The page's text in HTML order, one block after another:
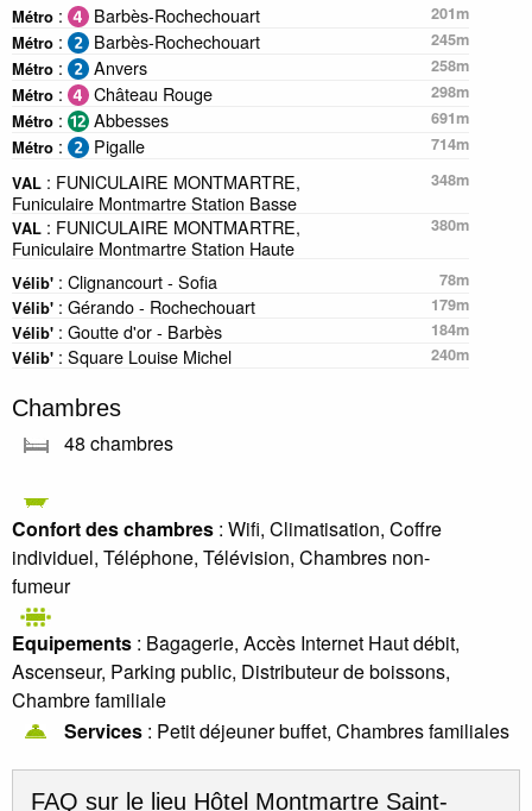
Métro : Barbès-Rochechouart
201m
Métro : Barbès-Rochechouart
245m
Métro : Anvers
258m
Métro : Château Rouge
298m
Métro : Abbesses
691m
Métro : Pigalle
714m
VAL : FUNICULAIRE MONTMARTRE,
Funiculaire Montmartre Station Basse
348m
VAL : FUNICULAIRE MONTMARTRE,
Funiculaire Montmartre Station Haute
380m
Vélib' : Clignancourt - Sofia
78m
Vélib' : Gérando - Rochechouart
179m
Vélib' : Goutte d'or - Barbès
184m
Vélib' : Square Louise Michel 240m
Chambres
48 chambres
Confort des chambres : Wifi, Climatisation, Coffre
individuel, Téléphone, Télévision, Chambres non-
fumeur
Equipements : Bagagerie, Accès Internet Haut débit,
Ascenseur, Parking public, Distributeur de boissons,
Chambre familiale
Services : Petit déjeuner buffet, Chambres familiales
FAQ sur le lieu Hôtel Montmartre Saint-